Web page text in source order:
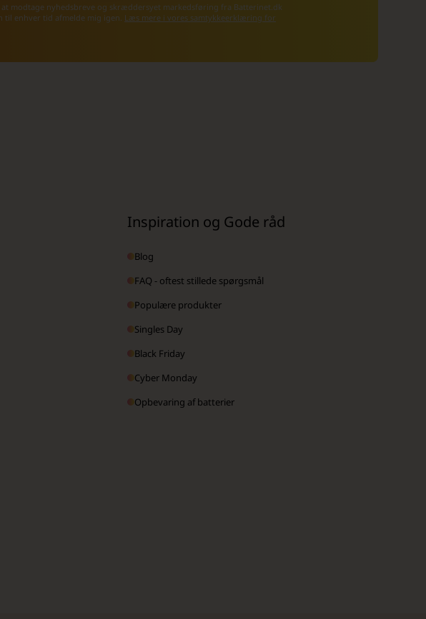
at modtage nyhedsbreve og skræddersyet markedsføring fra Batterinet.dk
til enhver tid afmelde mig igen. Læs mere i vores samtykkeerklæring for
Inspiration og Gode råd
Blog
FAQ - oftest stillede spørgsmål
Populære produkter
Singles Day
Black Friday
Cyber Monday
Opbevaring af batterier